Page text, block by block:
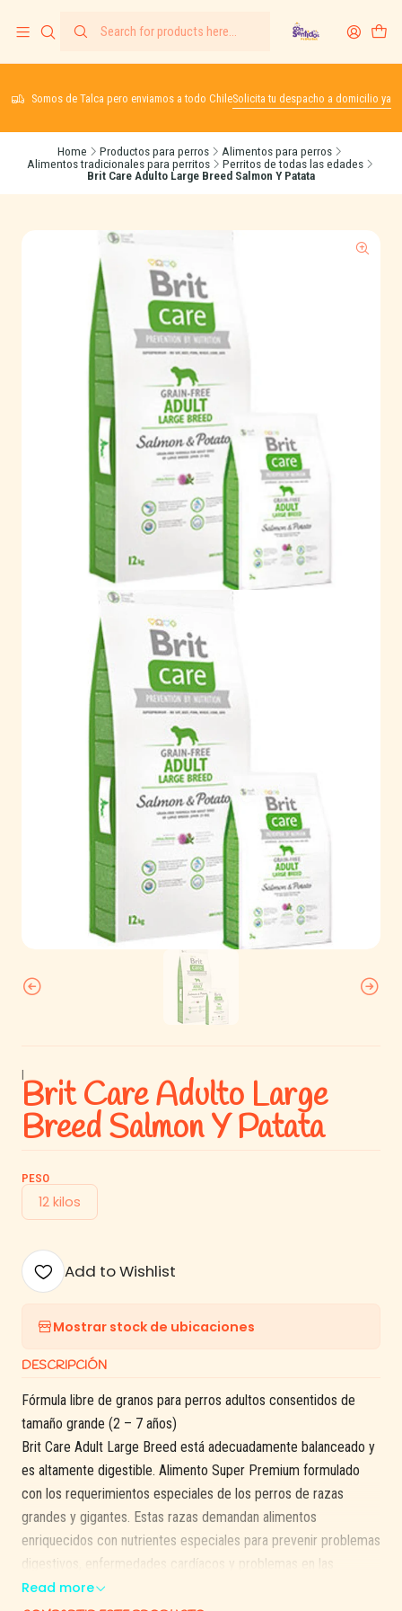
Somos de Talca pero enviamos a todo ChileSolicita tu despacho a domicilio ya
Home Productos para perros
Alimentos para perros
Alimentos tradicionales para perritos
Perritos de todas las edades
Brit Care Adulto Large Breed Salmon Y Patata
|
Brit Care Adulto Large
Breed Salmon Y Patata
PESO
12 kilos
Add to Wishlist
Mostrar stock de ubicaciones
DESCRIPCIÓN
Fórmula libre de granos para perros adultos consentidos de
tamaño grande (2 – 7 años)
Brit Care Adult Large Breed está adecuadamente balanceado y
es altamente digestible. Alimento Super Premium formulado
con los requerimientos especiales de los perros de razas
grandes y gigantes. Estas razas demandan alimentos
enriquecidos con nutrientes especiales para prevenir problemas
digestivos, enfermedades cardíacos y problemas en las
articulaciones.
Read more